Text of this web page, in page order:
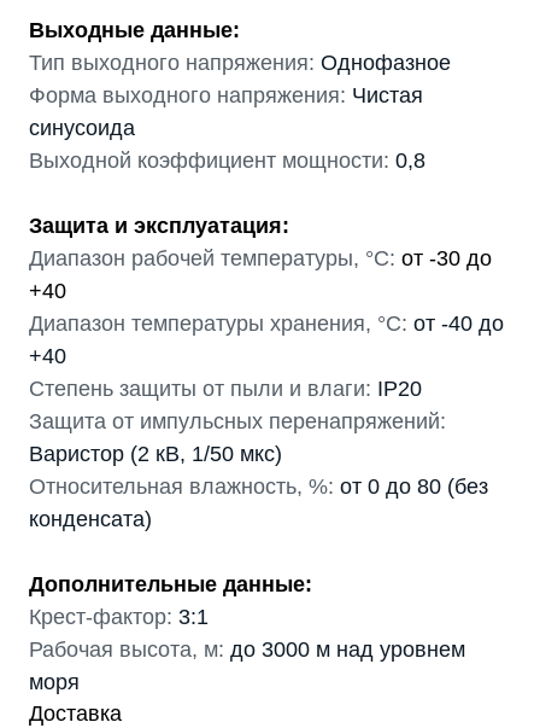
Выходные данные:
Тип выходного напряжения: Однофазное
Форма выходного напряжения: Чистая
синусоида
Выходной коэффициент мощности: 0,8
Защита и эксплуатация:
Диапазон рабочей температуры, °С: от -30 до
+40
Диапазон температуры хранения, °С: от -40 до
+40
Степень защиты от пыли и влаги: IP20
Защита от импульсных перенапряжений:
Варистор (2 кВ, 1/50 мкс)
Относительная влажность, %: от 0 до 80 (без
конденсата)
Дополнительные данные:
Крест-фактор: 3:1
Рабочая высота, м: до 3000 м над уровнем
моря
Доставка